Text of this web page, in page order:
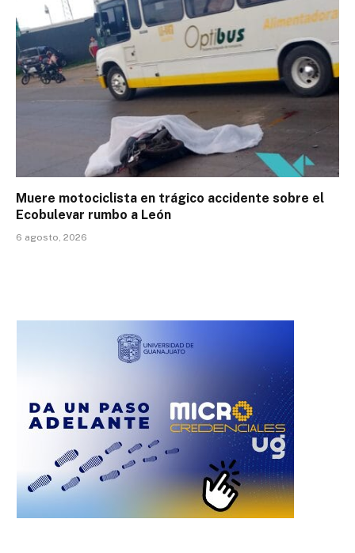
Muere motociclista en trágico accidente sobre el
Ecobulevar rumbo a León
6 agosto, 2026